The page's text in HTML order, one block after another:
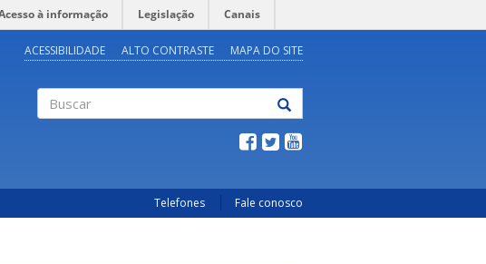
à informação Legislação Canais
ACESSIBILIDADE ALTO CONTRASTE MAPA DO SITE
Telefones Fale conosco